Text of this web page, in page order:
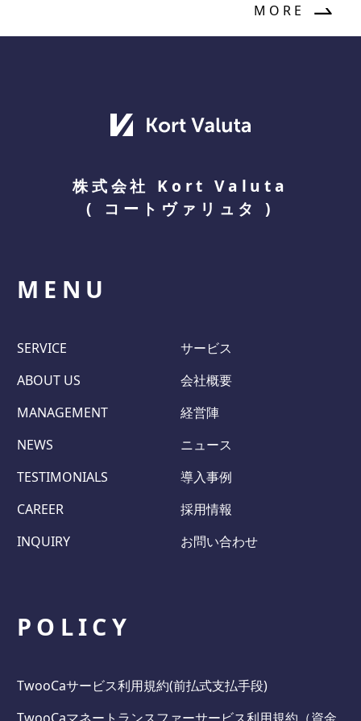
MORE
株式会社 Kort Valuta
( コートヴァリュタ )
MENU
SERVICE
サービス
ABOUT US
会社概要
MANAGEMENT
経営陣
NEWS
ニュース
TESTIMONIALS
導入事例
CAREER
採用情報
INQUIRY
お問い合わせ
POLICY
TwooCaサービス利用規約(前払式支払手段)